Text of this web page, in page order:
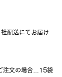
配送にてお届け
注文の場合…15袋